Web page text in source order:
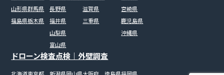
山形県
福島県
群馬県
栃木県
長野県
福井県
山梨県
富山県
滋賀県
三重県
宮崎県
鹿児島県
沖縄県
ドローン検査点検｜外壁調査